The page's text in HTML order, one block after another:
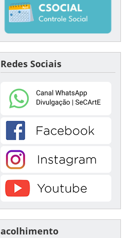
Redes Sociais
acolhimento